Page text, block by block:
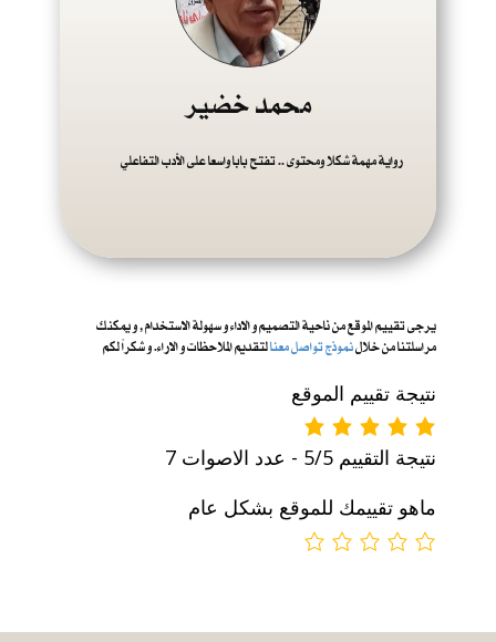
محمد خضير
رواية مهمة شكلا ومحتوى .. تفتح بابا واسعا على الأدب التفاعلي
يرجى تقييم الموقع من ناحية التصميم و الاداء و سهولة الاستخدام , و يمكنك
مراسلتنا من خلالنموذج تواصل معنالتقديم الملاحظات و الاراء. و شكراً لكم
نتيجة تقييم الموقع
نتيجة التقييم 5/5 - عدد الاصوات 7
ماهو تقييمك للموقع بشكل عام